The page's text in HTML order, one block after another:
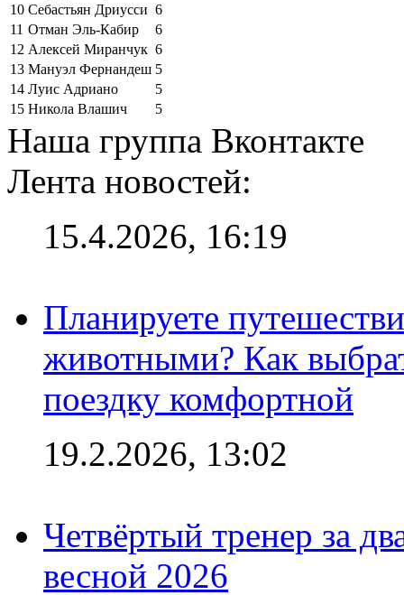
10 Себастьян Дриусси 6
11 Отман Эль-Кабир
6
12 Алексей Миранчук 6
13 Мануэл Фернандеш 5
14 Луис Адриано
5
15 Никола Влашич 5
Наша группа Вконтакте
Лента новостей:
15.4.2026, 16:19
Планируете
животными? Как
поездку комфортной
19.2.2026, 13:02
Четвёртый тренер за
весной 2026